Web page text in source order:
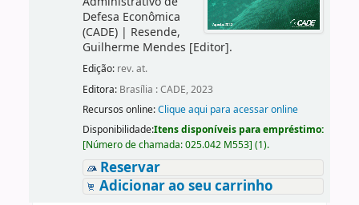
Defesa Econômica
(CADE)| Resende,
Guilherme Mendes [Editor].
Edição: rev. at.
Editora: Brasília : CADE, 2023
Recursos online:Clique aqui para acessar online
Disponibilidade:Itens disponíveis para empréstimo:
[Número de chamada:025.042 M553] (1).
Reservar
Adicionar ao seu carrinho